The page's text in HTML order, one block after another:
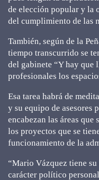
de elección popular y la
del cumplimiento de las
También, según de la
tiempo transcurrido se
del gabinete “Y hay que
profesionales los
Esa tarea habrá de
y su equipo de asesores
encabezan las áreas que
los proyectos que se
funcionamiento de la
“Mario Vázquez tiene
carácter político